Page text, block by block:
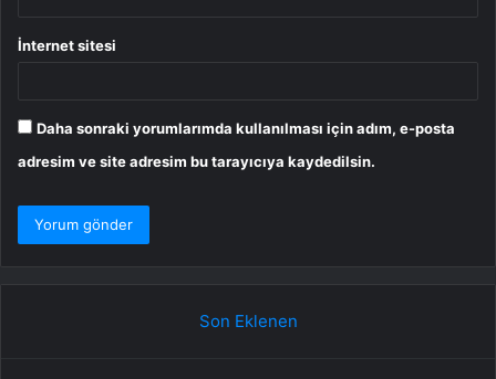
İnternet sitesi
Daha sonraki yorumlarımda kullanılması için adım, e-posta
adresim ve site adresim bu tarayıcıya kaydedilsin.
Son Eklenen